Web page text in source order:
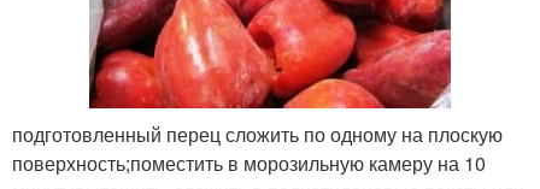
подготовленный перец сложить по одному на плоскую
поверхность;поместить в морозильную камеру на 10